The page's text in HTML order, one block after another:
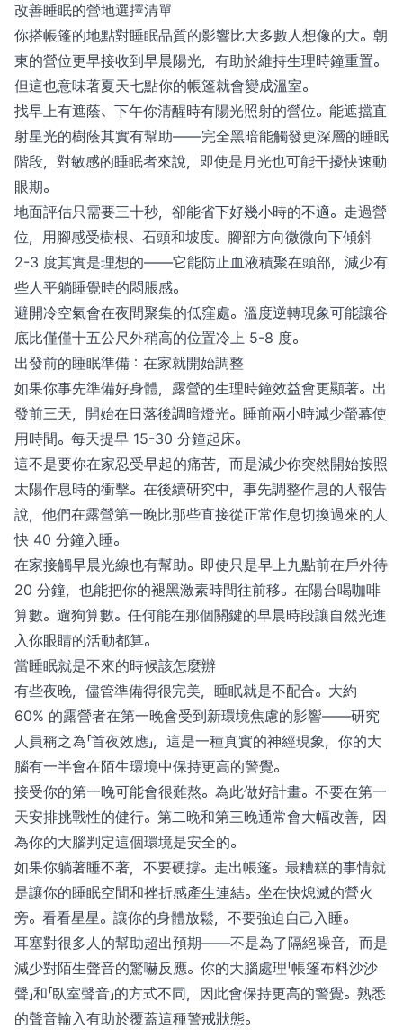
改善睡眠的營地選擇清單
你搭帳篷的地點對睡眠品質的影響比大多數人想像的大。朝
東的營位更早接收到早晨陽光，有助於維持生理時鐘重置。
但這也意味著夏天七點你的帳篷就會變成溫室。
找早上有遮蔭、下午你清醒時有陽光照射的營位。能遮擋直
射星光的樹蔭其實有幫助——完全黑暗能觸發更深層的睡眠
階段，對敏感的睡眠者來說，即使是月光也可能干擾快速動
眼期。
地面評估只需要三十秒，卻能省下好幾小時的不適。走過營
位，用腳感受樹根、石頭和坡度。腳部方向微微向下傾斜
2-3 度其實是理想的——它能防止血液積聚在頭部，減少有
些人平躺睡覺時的悶脹感。
避開冷空氣會在夜間聚集的低窪處。溫度逆轉現象可能讓谷
底比僅僅十五公尺外稍高的位置冷上 5-8 度。
出發前的睡眠準備：在家就開始調整
如果你事先準備好身體，露營的生理時鐘效益會更顯著。出
發前三天，開始在日落後調暗燈光。睡前兩小時減少螢幕使
用時間。每天提早 15-30 分鐘起床。
這不是要你在家忍受早起的痛苦，而是減少你突然開始按照
太陽作息時的衝擊。在後續研究中，事先調整作息的人報告
說，他們在露營第一晚比那些直接從正常作息切換過來的人
快 40 分鐘入睡。
在家接觸早晨光線也有幫助。即使只是早上九點前在戶外待
20 分鐘，也能把你的褪黑激素時間往前移。在陽台喝咖啡
算數。遛狗算數。任何能在那個關鍵的早晨時段讓自然光進
入你眼睛的活動都算。
當睡眠就是不來的時候該怎麼辦
有些夜晚，儘管準備得很完美，睡眠就是不配合。大約
60% 的露營者在第一晚會受到新環境焦慮的影響——研究
人員稱之為「首夜效應」，這是一種真實的神經現象，你的大
腦有一半會在陌生環境中保持更高的警覺。
接受你的第一晚可能會很難熬。為此做好計畫。不要在第一
天安排挑戰性的健行。第二晚和第三晚通常會大幅改善，因
為你的大腦判定這個環境是安全的。
如果你躺著睡不著，不要硬撐。走出帳篷。最糟糕的事情就
是讓你的睡眠空間和挫折感產生連結。坐在快熄滅的營火
旁。看看星星。讓你的身體放鬆，不要強迫自己入睡。
耳塞對很多人的幫助超出預期——不是為了隔絕噪音，而是
減少對陌生聲音的驚嚇反應。你的大腦處理「帳篷布料沙沙
聲」和「臥室聲音」的方式不同，因此會保持更高的警覺。熟悉
的聲音輸入有助於覆蓋這種警戒狀態。